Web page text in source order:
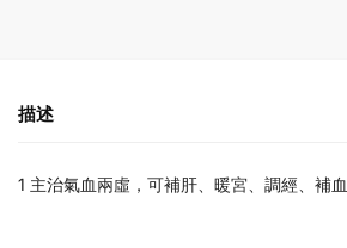
描述
1 主治氣血兩虛，可補肝、暖宮、調經、補血